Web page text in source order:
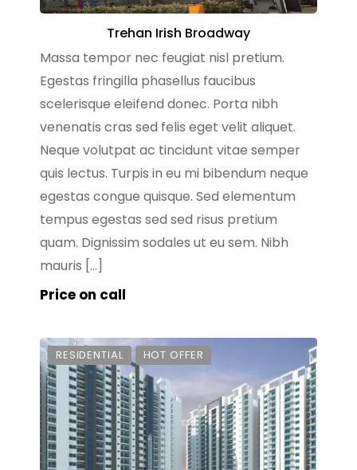
Trehan Irish Broadway
Massa tempor nec feugiat nisl pretium.
Egestas fringilla phasellus faucibus
scelerisque eleifend donec. Porta nibh
venenatis cras sed felis eget velit aliquet.
Neque volutpat ac tincidunt vitae semper
quis lectus. Turpis in eu mi bibendum neque
egestas congue quisque. Sed elementum
tempus egestas sed sed risus pretium
quam. Dignissim sodales ut eu sem. Nibh
mauris […]
Price on call
RESIDENTIAL HOT OFFER